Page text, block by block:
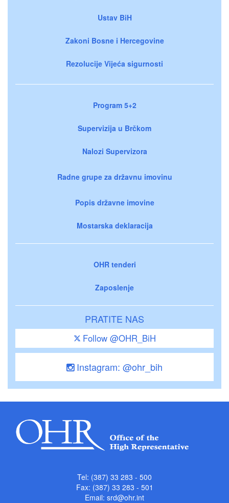
Ustav BiH
Zakoni Bosne i Hercegovine
Rezolucije Vijeća sigurnosti
Program 5+2
Supervizija u Brčkom
Nalozi Supervizora
Radne grupe za državnu imovinu
Popis državne imovine
Mostarska deklaracija
OHR tenderi
Zaposlenje
PRATITE NAS
Follow @OHR_BiH
Instagram: @ohr_bih
Tel: (387) 33 283 - 500
Fax: (387) 33 283 - 501
Email: srd@ohr.int